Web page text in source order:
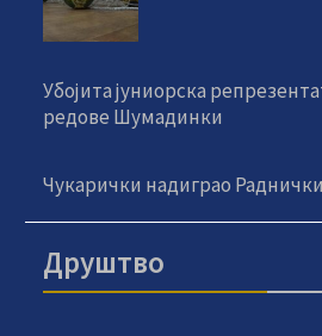
Убојита јуниорска
редове Шумадинки
Чукарички надиграо
Друштво